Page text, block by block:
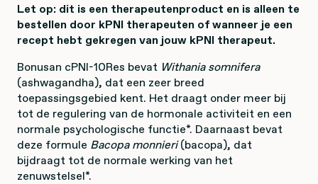
Let op: dit is een therapeutenproduct en is alleen te
bestellen door kPNI therapeuten of wanneer je een
recept hebt gekregen van jouw kPNI therapeut.
Bonusan cPNI-10Res bevat Withania somnifera
(ashwagandha), dat een zeer breed
toepassingsgebied kent. Het draagt onder meer bij
tot de regulering van de hormonale activiteit en een
normale psychologische functie*. Daarnaast bevat
deze formule Bacopa monnieri(bacopa), dat
bijdraagt tot de normale werking van het
zenuwstelsel*.